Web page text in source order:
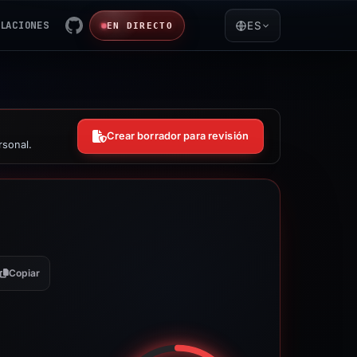
EN DIRECTO ES
Crear borrador para revisión
Copiar